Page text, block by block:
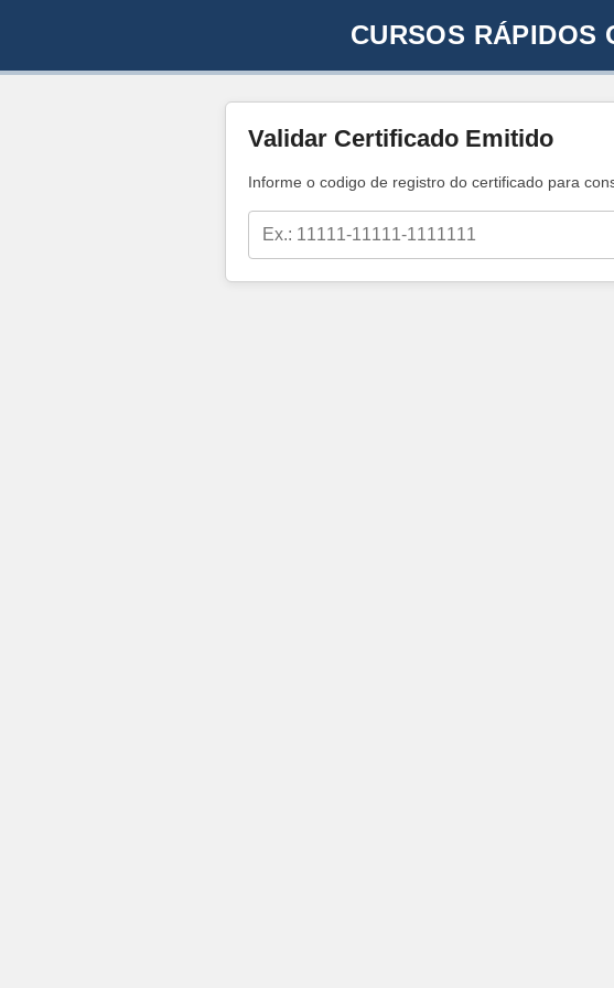
CURSOS RÁPIDOS
Validar Certificado Emitido
Informe o codigo de registro do certificado para